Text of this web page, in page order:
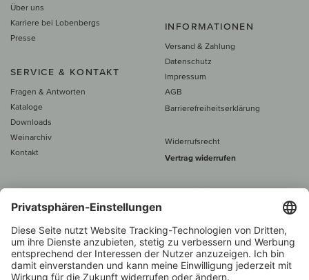
Über uns
Karriere bei Lobenbergs
Presse
SERVICE & KONTAKT
Fragen & Antworten
Kataloge
Downloads
Weinarchiv
Kontakt
INFORMATIONEN
Versand & Zahlung
Datenschutz
Impressum
AGB
Barrierefreiheitserklärung
Widerrufsrecht
Vertrag widerrufen
Alle Preise inkl. MwSt., zzgl. 5 €
60 € versand­kosten­